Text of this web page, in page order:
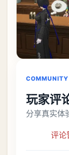
COMMUNITY
玩家评
分享真实体
评论